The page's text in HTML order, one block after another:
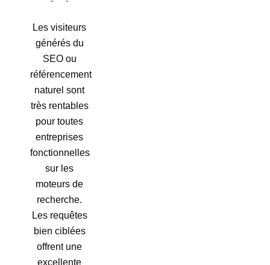
Les visiteurs
générés du
SEO ou
référencement
naturel sont
très rentables
pour toutes
entreprises
fonctionnelles
sur les
moteurs de
recherche.
Les requêtes
bien ciblées
offrent une
excellente